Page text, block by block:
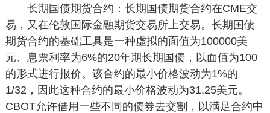
长期国债期货合约：长期国债期货合约在CME交
易，又在伦敦国际金融期货交易所上交易。长期国债
期货合约的基础工具是一种虚拟的面值为100000美
元、息票利率为6%的20年期长期国债，以面值为100
的形式进行报价。该合约的最小价格波动为1%的
1/32，因此这种合约的最小价格波动为31.25美元。
CBOT允许借用一些不同的债券去交割，以满足合约中